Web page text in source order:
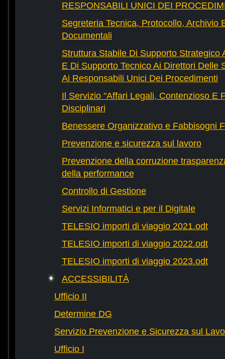
RESPONSABILI UNICI DEI
Segreteria Tecnica, Protocollo, Archivio
Documentali
Struttura Stabile Di Supporto Strategico
E Di Supporto Tecnico Ai Direttori Delle
Ai Responsabili Unici Dei Procedimenti
Il Servizio "Affari Legali, Contenzioso E
Disciplinari
Benessere Organizzativo e Fabbisogni
Prevenzione e sicurezza sul lavoro
Prevenzione della corruzione
della performance
Controllo di Gestione
Servizi Informatici e per il Digitale
TELESIO importi di viaggio 2021.odt
TELESIO importi di viaggio 2022.odt
TELESIO importi di viaggio 2023.odt
ACCESSIBILITÀ
Ufficio II
Determine DG
Servizio Prevenzione e Sicurezza sul
Ufficio I